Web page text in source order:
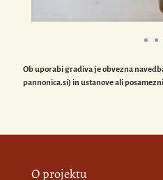
Ob uporabi gradiva je obvezna
pannonica.si) in ustanove ali
O projektu